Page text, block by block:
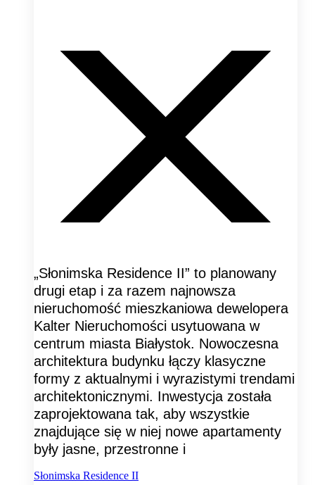
„Słonimska Residence II” to planowany
drugi etap i za razem najnowsza
nieruchomość mieszkaniowa dewelopera
Kalter Nieruchomości usytuowana w
centrum miasta Białystok. Nowoczesna
architektura budynku łączy klasyczne
formy z aktualnymi i wyrazistymi trendami
architektonicznymi. Inwestycja została
zaprojektowana tak, aby wszystkie
znajdujące się w niej nowe apartamenty
były jasne, przestronne i
Słonimska Residence II